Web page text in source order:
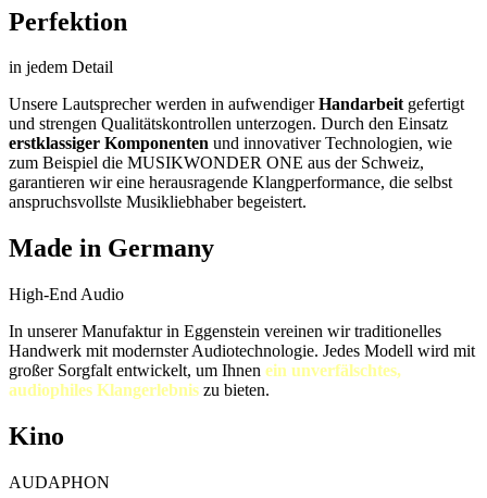
Perfektion
in jedem Detail
Unsere Lautsprecher werden in aufwendigerHandarbeitgefertigt
und strengen Qualitätskontrollen unterzogen. Durch den Einsatz
erstklassiger Komponenten und innovativer Technologien, wie
zum Beispiel die MUSIKWONDER ONE aus der Schweiz,
garantieren wir eine herausragende Klangperformance, die selbst
anspruchsvollste Musikliebhaber begeistert.
Made in Germany
High-End Audio
In unserer Manufaktur in Eggenstein vereinen wir traditionelles
Handwerk mit modernster Audiotechnologie. Jedes Modell wird mit
großer Sorgfalt entwickelt, um Ihnen ein unverfälschtes,
audiophiles Klangerlebnis zu bieten.
Kino
AUDAPHON